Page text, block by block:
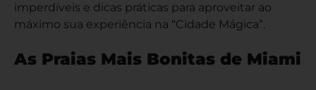
imperdíveis e dicas práticas para aproveitar ao
máximo sua experiência na “Cidade Mágica”.
As Praias Mais Bonitas de Miami